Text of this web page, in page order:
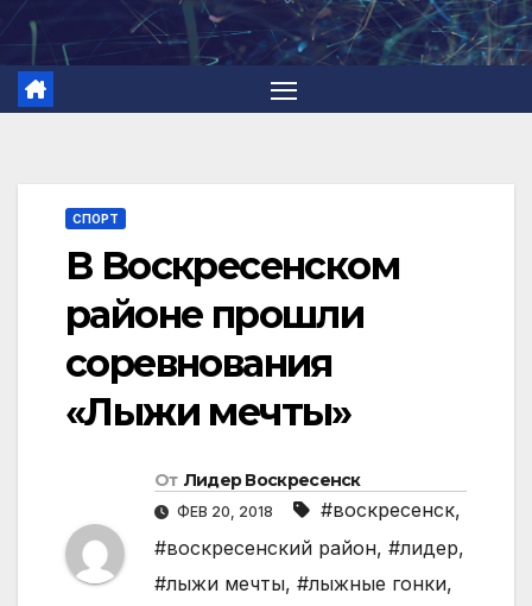
Перейти
содержимому
СПОРТ
В Воскресенском
районе прошли
соревнования
«Лыжи мечты»
От Лидер Воскресенск
ФЕВ 20, 2018 #воскресенск,
#воскресенский район, #лидер,
#лыжи мечты, #лыжные гонки,